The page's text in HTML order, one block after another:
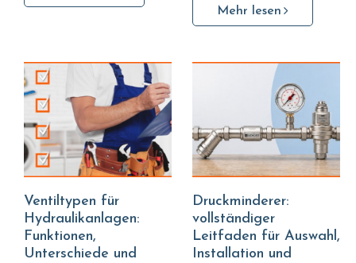
Mehr lesen
Ventiltypen für
Hydraulikanlagen:
Funktionen,
Unterschiede und
Druckminderer:
vollständiger
Leitfaden für Auswahl,
Installation und